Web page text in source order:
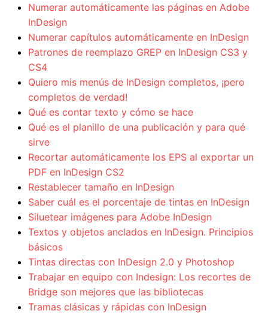
Numerar automáticamente las páginas en Adobe
InDesign
Numerar capítulos automáticamente en InDesign
Patrones de reemplazo GREP en InDesign CS3 y
CS4
Quiero mis menús de InDesign completos, ¡pero
completos de verdad!
Qué es contar texto y cómo se hace
Qué es el planillo de una publicación y para qué
sirve
Recortar automáticamente los EPS al exportar un
PDF en InDesign CS2
Restablecer tamaño en InDesign
Saber cuál es el porcentaje de tintas en InDesign
Siluetear imágenes para Adobe InDesign
Textos y objetos anclados en InDesign. Principios
básicos
Tintas directas con InDesign 2.0 y Photoshop
Trabajar en equipo con Indesign: Los recortes de
Bridge son mejores que las bibliotecas
Tramas clásicas y rápidas con InDesign